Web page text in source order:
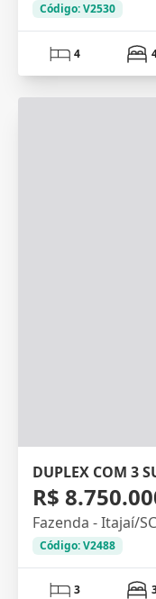
Código: V2530
4
DUPLEX COM 3
R$
Fazenda - Itajaí/SC
Código: V2488
3